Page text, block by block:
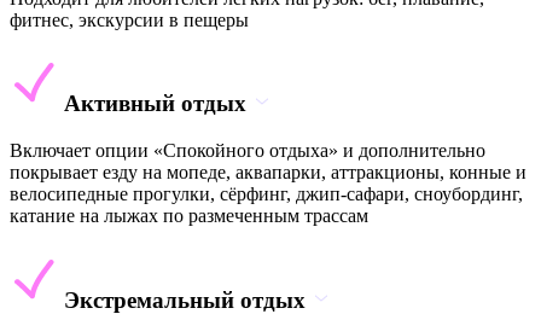
фитнес, экскурсии в пещеры
Активный отдых
Включает опции «Спокойного отдыха» и дополнительно
покрывает езду на мопеде, аквапарки, аттракционы, конные и
велосипедные прогулки, сёрфинг, джип-сафари, сноубординг,
катание на лыжах по размеченным трассам
Экстремальный отдых